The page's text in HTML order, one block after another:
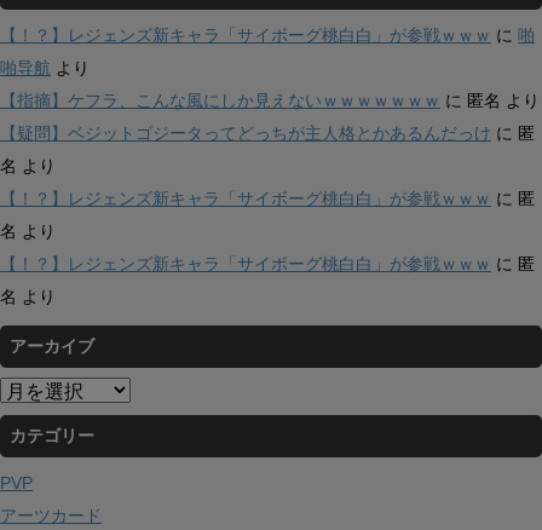
【！？】レジェンズ新キャラ「サイボーグ桃白白」が参戦ｗｗｗ に 啪
啪导航 より
【指摘】ケフラ、こんな風にしか見えないｗｗｗｗｗｗｗ に 匿名 より
【疑問】ベジットゴジータってどっちが主人格とかあるんだっけ に 匿
名 より
【！？】レジェンズ新キャラ「サイボーグ桃白白」が参戦ｗｗｗ に 匿
名 より
【！？】レジェンズ新キャラ「サイボーグ桃白白」が参戦ｗｗｗ に 匿
名 より
アーカイブ
ア
ー
カ
イ
ブ
カテゴリー
PVP
アーツカード